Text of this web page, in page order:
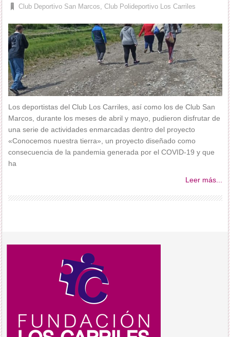
Club Deportivo San Marcos,Club Polideportivo Los Carriles
Los deportistas del Club Los Carriles, así como los de Club San
Marcos, durante los meses de abril y mayo, pudieron disfrutar de
una serie de actividades enmarcadas dentro del proyecto
«Conocemos nuestra tierra», un proyecto diseñado como
consecuencia de la pandemia generada por el COVID-19 y que
ha
Leer más...